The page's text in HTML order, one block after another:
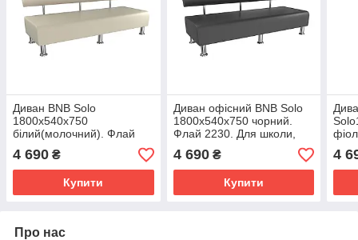
Диван BNB Solo
1800x540x750
білий(молочний). Флай
2200. Для школи, лікарні,
очікування
4 690 ₴
Купити
Диван офісний BNB Solo
1800x540x750 чорний.
Флай 2230. Для школи,
очікування
4 690₴
Купити
4
Про нас